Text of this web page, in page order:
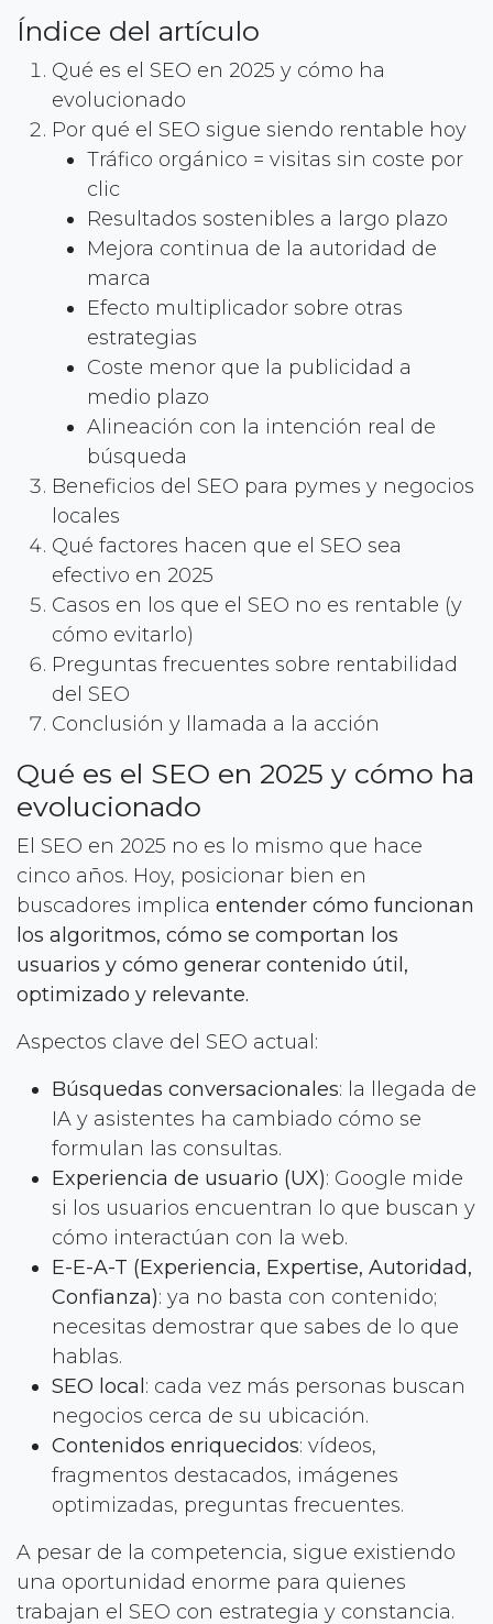
Índice del artículo
Qué es el SEO en 2025 y cómo ha
evolucionado
Por qué el SEO sigue siendo rentable hoy
Tráfico orgánico = visitas sin coste por
clic
Resultados sostenibles a largo plazo
Mejora continua de la autoridad de
marca
Efecto multiplicador sobre otras
estrategias
Coste menor que la publicidad a
medio plazo
Alineación con la intención real de
búsqueda
Beneficios del SEO para pymes y negocios
locales
Qué factores hacen que el SEO sea
efectivo en 2025
Casos en los que el SEO no es rentable (y
cómo evitarlo)
Preguntas frecuentes sobre rentabilidad
del SEO
Conclusión y llamada a la acción
Qué es el SEO en 2025 y cómo ha
evolucionado
El SEO en 2025 no es lo mismo que hace
cinco años. Hoy, posicionar bien en
buscadores implica entender cómo funcionan
los algoritmos, cómo se comportan los
usuarios y cómo generar contenido útil,
optimizado y relevante.
Aspectos clave del SEO actual:
Búsquedas conversacionales: la llegada de
IA y asistentes ha cambiado cómo se
formulan las consultas.
Experiencia de usuario (UX): Google mide
si los usuarios encuentran lo que buscan y
cómo interactúan con la web.
E-E-A-T (Experiencia, Expertise, Autoridad,
Confianza): ya no basta con contenido;
necesitas demostrar que sabes de lo que
hablas.
SEO local : cada vez más personas buscan
negocios cerca de su ubicación.
Contenidos enriquecidos: vídeos,
fragmentos destacados, imágenes
optimizadas, preguntas frecuentes.
A pesar de la competencia, sigue existiendo
una oportunidad enorme para quienes
trabajan el SEO con estrategia y constancia.